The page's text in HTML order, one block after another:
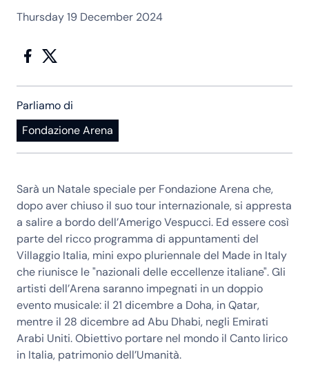
Thursday 19 December 2024
Parliamo di
Fondazione Arena
Sarà un Natale speciale per Fondazione Arena che,
dopo aver chiuso il suo tour internazionale, si appresta
a salire a bordo dell’Amerigo Vespucci. Ed essere così
parte del ricco programma di appuntamenti del
Villaggio Italia, mini expo pluriennale del Made in Italy
che riunisce le "nazionali delle eccellenze italiane". Gli
artisti dell’Arena saranno impegnati in un doppio
evento musicale: il 21 dicembre a Doha, in Qatar,
mentre il 28 dicembre ad Abu Dhabi, negli Emirati
Arabi Uniti. Obiettivo portare nel mondo il Canto lirico
in Italia, patrimonio dell’Umanità.